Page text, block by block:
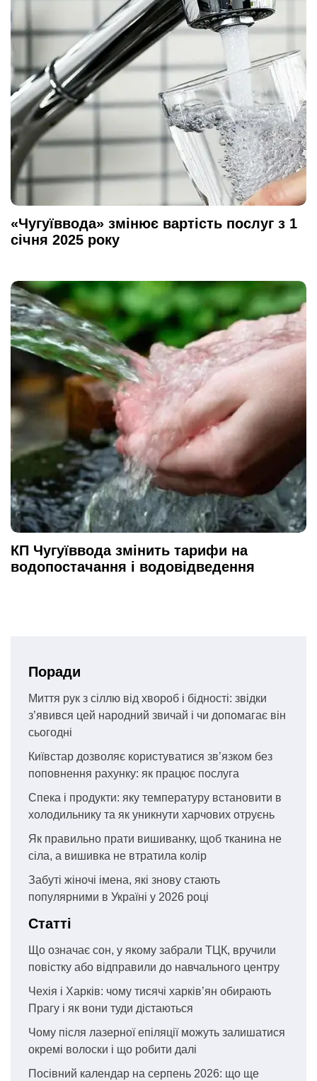
«Чугуїввода» змінює вартість послуг з 1
січня 2025 року
КП Чугуїввода змінить тарифи на
водопостачання і водовідведення
Поради
Миття рук з сіллю від хвороб і бідності: звідки
з’явився цей народний звичай і чи допомагає він
сьогодні
Київстар дозволяє користуватися зв’язком без
поповнення рахунку: як працює послуга
Спека і продукти: яку температуру встановити в
холодильнику та як уникнути харчових отруєнь
Як правильно прати вишиванку, щоб тканина не
сіла, а вишивка не втратила колір
Забуті жіночі імена, які знову стають
популярними в Україні у 2026 році
Статті
Що означає сон, у якому забрали ТЦК, вручили
повістку або відправили до навчального центру
Чехія і Харків: чому тисячі харків’ян обирають
Прагу і як вони туди дістаються
Чому після лазерної епіляції можуть залишатися
окремі волоски і що робити далі
Посівний календар на серпень 2026: що ще